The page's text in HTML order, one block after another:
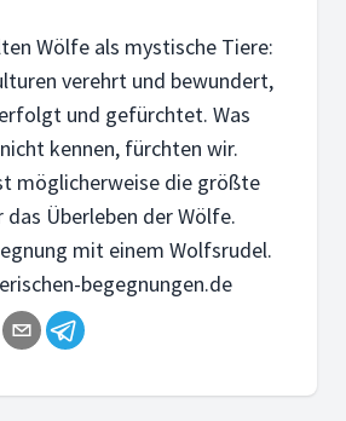
Wölfe als mystische Tiere:
verehrt und bewundert,
und gefürchtet. Was
kennen, fürchten wir.
möglicherweise die größte
Überleben der Wölfe.
mit einem Wolfsrudel.
begegnungen.de